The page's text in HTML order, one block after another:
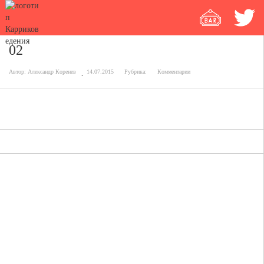
02
Автор: Александр Коренев 14.07.2015 Рубрика: Комментарии